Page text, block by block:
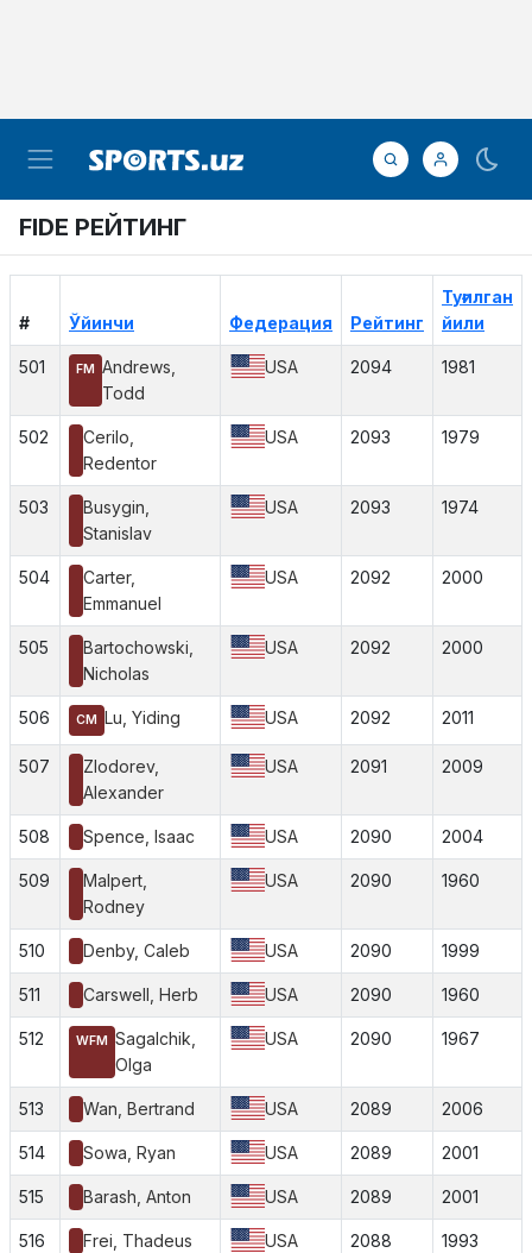
FIDE РЕЙТИНГ
# Ўйинчи Федерация Рейтинг
Туғилган
йили
501 FM Andrews,
Todd
USA 2094 1981
502
Cerilo,
Redentor
USA 2093 1979
503
Busygin,
Stanislav
USA 2093 1974
504
Carter,
Emmanuel
USA 2092 2000
505
Bartochowski,
Nicholas
USA 2092 2000
506 CM Lu, Yiding USA 2092 2011
507
Zlodorev,
Alexander
USA 2091 2009
508 Spence, Isaac USA 2090 2004
509
Malpert,
Rodney
USA 2090 1960
510 Denby, Caleb USA 2090 1999
511 Carswell, Herb USA 2090 1960
512 WFM Sagalchik,
Olga
USA 2090 1967
513 Wan, Bertrand USA 2089 2006
514 Sowa, Ryan USA 2089 2001
515 Barash, Anton USA 2089 2001
516 Frei, Thadeus USA 2088 1993